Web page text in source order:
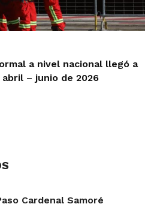
a nivel nacional llegó a
– junio de 2026
Cardenal Samoré